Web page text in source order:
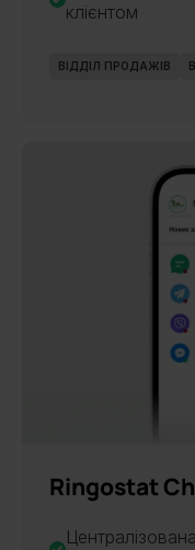
клієнтом
ВІДДІЛ ПРОДАЖІВ
Ringostat